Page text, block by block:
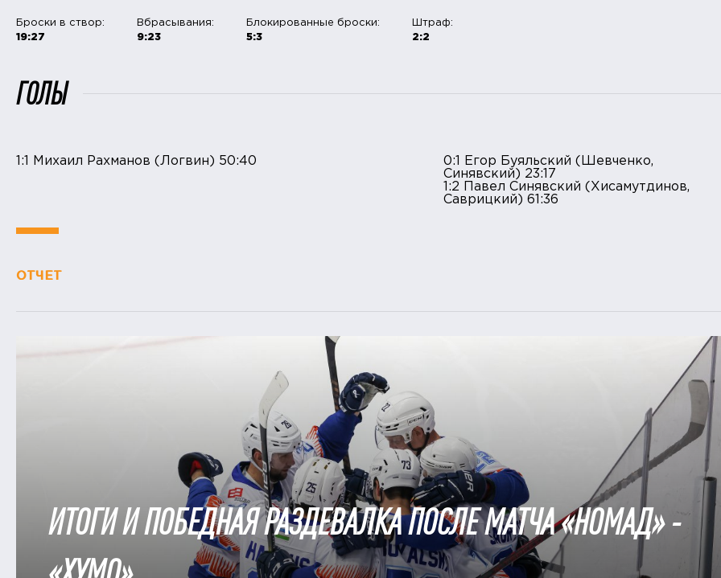
Броски в створ:
19:27
Вбрасывания:
9:23
Блокированные броски:
5:3
Штраф:
2:2
ГОЛЫ
1:1 Михаил Рахманов (Логвин) 50:40
0:1 Егор Буяльский (Шевченко,
Синявский) 23:17
1:2 Павел Синявский (Хисамутдинов,
Саврицкий) 61:36
ОТЧЕТ
ИТОГИ И ПОБЕДНАЯ РАЗДЕВАЛКА ПОСЛЕ МАТЧА «НОМАД» -